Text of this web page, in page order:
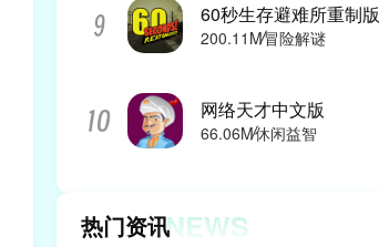
60秒生存避难所重制版
200.11M冒险解谜
网络天才中文版
66.06M休闲益智
热门资讯NEWS